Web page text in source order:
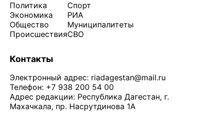
Политика
Экономика
Общество
Происшествия
Спорт
РИА
Муниципалитеты
СВО
Контакты
Электронный адрес: riadagestan@mail.ru
Телефон: +7 938 200 54 00
Адрес редакции: Республика Дагестан, г.
Махачкала, пр. Насрутдинова 1А